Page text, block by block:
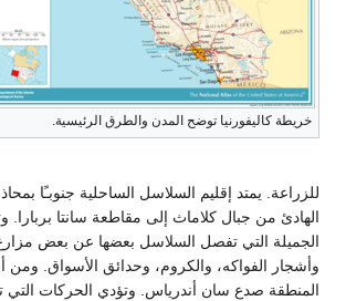
توضح المدن والطرق الرئيسية.
أودية ضيقة
عميقة. وفي
المنطقة
أودية عديدة
السلاسل الساحلية جنوبـًا بمحاذاة ساحل المحيط
إلى مقاطعة سانتا بربارا. وتنتشر في الأودية
السلاسل بعضها عن بعض مزارع تربية الماشية
والكروم، وحدائق الأسواق. ومن أبرز معالم هذه
أندرياس. وتؤدي الحركات التي تصيب القشرة